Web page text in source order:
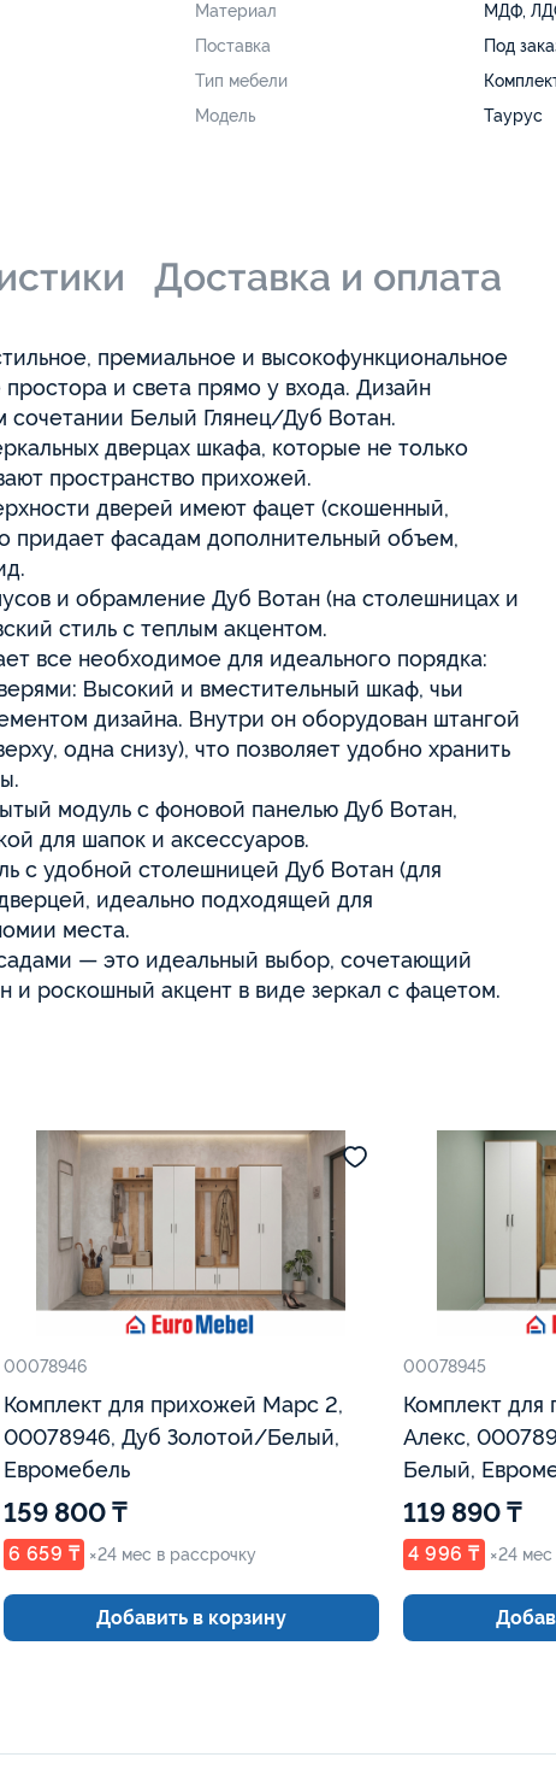
Материал
МДФ,
Поставка
Под
Тип мебели
Модель
Таурус
Доставка и оплата
премиальное и высокофункциональное
и света прямо у входа. Дизайн
сочетании Белый Глянец/Дуб Вотан.
дверцах шкафа, которые не только
пространство прихожей.
дверей имеют фацет (скошенный,
придает фасадам дополнительный объем,
и обрамление Дуб Вотан (на столешницах и
стиль с теплым акцентом.
все необходимое для идеального порядка:
Высокий и вместительный шкаф, чьи
дизайна. Внутри он оборудован штангой
одна снизу), что позволяет удобно хранить
модуль с фоновой панелью Дуб Вотан,
для шапок и аксессуаров.
с удобной столешницей Дуб Вотан (для
идеально подходящей для
места.
— это идеальный выбор, сочетающий
и роскошный акцент в виде зеркал с фацетом.
00078946
Комплект для прихожей Марс 2,
00078946, Дуб Золотой/Белый,
Евромебель
159 800 ₸
6 659 ₸ ×24 мес в рассрочку
Добавить в корзину
00078945
Комплект
Алекс,
Белый,
119 890 ₸
4 996 ₸ ×24